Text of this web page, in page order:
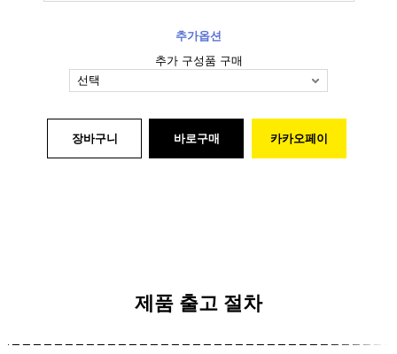
추가옵션
추가 구성품 구매
장바구니 바로구매 카카오페이
제품 출고 절차